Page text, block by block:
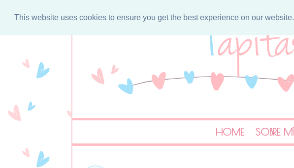
This website uses cookies to ensure you get the best experience on our website.
HOME SOBRE MÍ